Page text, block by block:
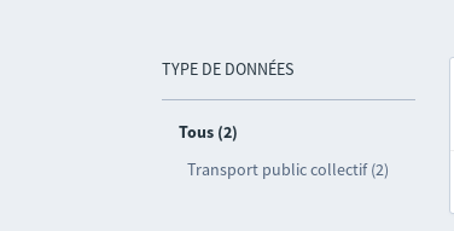
TYPE DE DONNÉES
Tous (2)
Transport public collectif (2)